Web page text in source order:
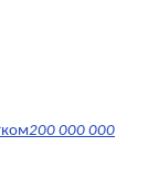
200 000 000